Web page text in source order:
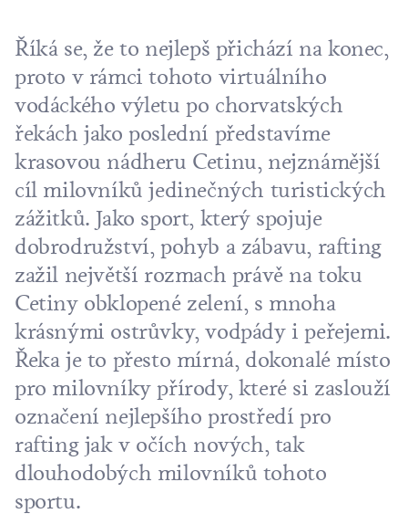
Říká se, že to nejlepš přichází na konec,
proto v rámci tohoto virtuálního
vodáckého výletu po chorvatských
řekách jako poslední představíme
krasovou nádheru Cetinu, nejznámější
cíl milovníků jedinečných turistických
zážitků. Jako sport, který spojuje
dobrodružství, pohyb a zábavu, rafting
zažil největší rozmach právě na toku
Cetiny obklopené zelení, s mnoha
krásnými ostrůvky, vodpády i peřejemi.
Řeka je to přesto mírná, dokonalé místo
pro milovníky přírody, které si zaslouží
označení nejlepšího prostředí pro
rafting jak v očích nových, tak
dlouhodobých milovníků tohoto
sportu.